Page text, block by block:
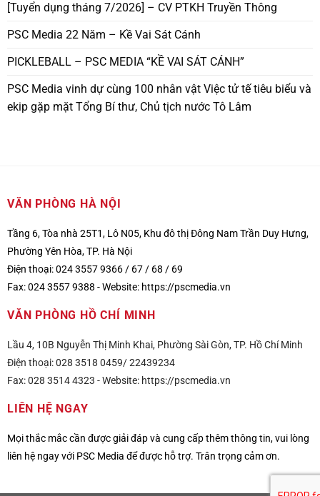
[Tuyển dụng tháng 7/2026] – CV PTKH Truyền Thông
PSC Media 22 Năm – Kề Vai Sát Cánh
PICKLEBALL – PSC MEDIA “KỀ VAI SÁT CÁNH”
PSC Media vinh dự cùng 100 nhân vật Việc tử tế tiêu biểu và
ekip gặp mặt Tổng Bí thư, Chủ tịch nước Tô Lâm
VĂN PHÒNG HÀ NỘI
Tầng 6, Tòa nhà 25T1, Lô N05, Khu đô thị Đông Nam Trần Duy Hưng,
Phường Yên Hòa, TP. Hà Nội
Điện thoại: 024 3557 9366 / 67 / 68 / 69
Fax: 024 3557 9388 -Website: https://pscmedia.vn
VĂN PHÒNG HỒ CHÍ MINH
Lầu 4, 10B Nguyễn Thị Minh Khai, Phường Sài Gòn, TP. Hồ Chí Minh
Điện thoại: 028 3518 0459/ 22439234
Fax: 028 3514 4323 -Website: https://pscmedia.vn
LIÊN HỆ NGAY
Mọi thắc mắc cần được giải đáp và cung cấp thêm thông tin, vui lòng
liên hệ ngay với PSC Media để được hỗ trợ. Trân trọng cảm ơn.